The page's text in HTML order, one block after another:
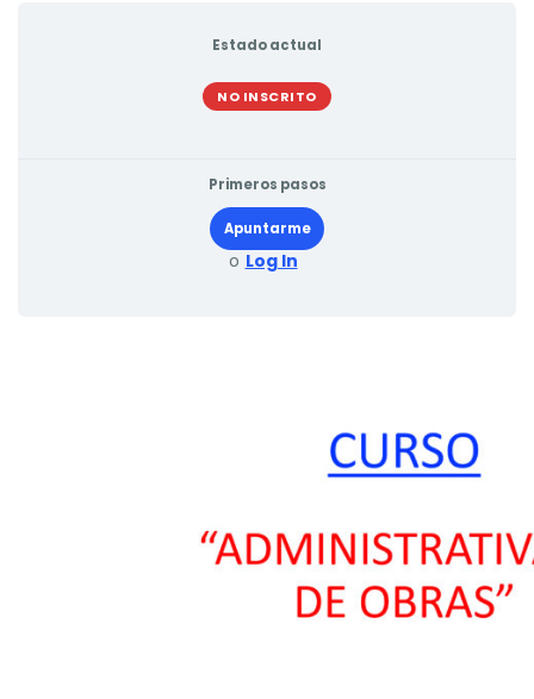
Estado actual
NO INSCRITO
Primeros pasos
Apuntarme
o Log In